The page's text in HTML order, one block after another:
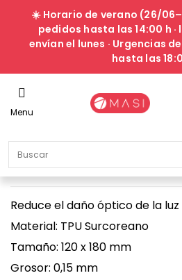
☀️ Horario de verano (26/
pedidos hasta las 14:00 h
envían el lunes · Urgencias
hasta las
Menu
Pack láminas
Ray (50u)
Reduce el daño óptico de la
Material: TPU Surcoreano
Tamaño: 120 x 180 mm
Grosor: 0,15 mm